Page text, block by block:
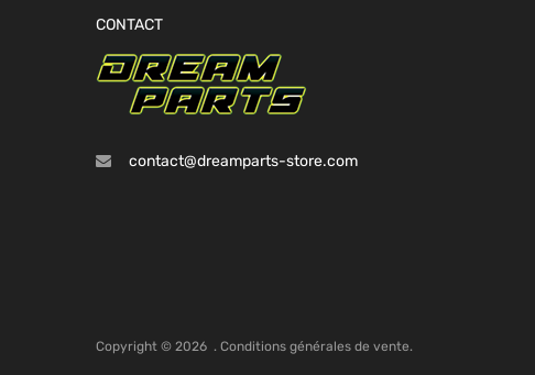
CONTACT
contact@dreamparts-store.com
Copyright © 2026 . Conditions générales de vente.